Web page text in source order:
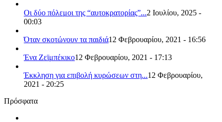
Οι δύο πόλεμοι της “αυτοκρατορίας”...2 Ιουλίου, 2025 -
00:03
Όταν σκοτώνουν τα παιδιά12 Φεβρουαρίου, 2021 - 16:56
Ένα Ζεϊμπέκικο12 Φεβρουαρίου, 2021 - 17:13
Έκκληση για επιβολή κυρώσεων στη...12 Φεβρουαρίου,
2021 - 20:25
Πρόσφατα